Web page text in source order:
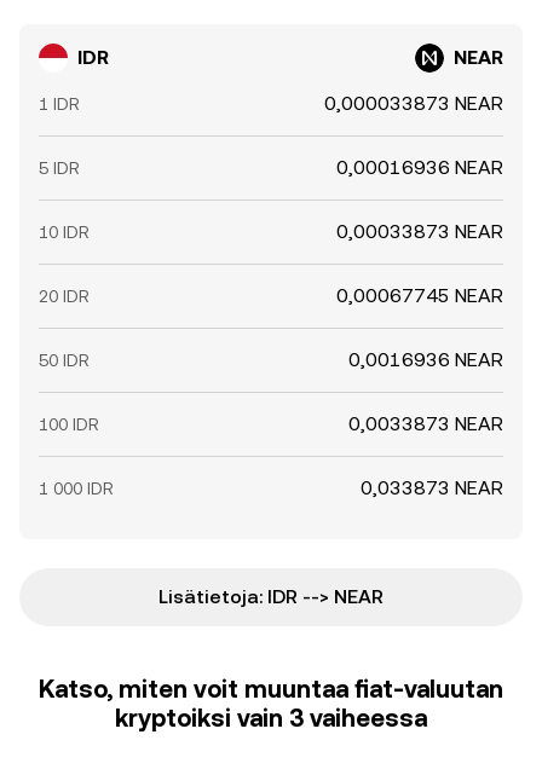
IDR NEAR
1 IDR 0,000033873 NEAR
5 IDR 0,00016936 NEAR
10 IDR 0,00033873 NEAR
20 IDR 0,00067745 NEAR
50 IDR 0,0016936 NEAR
100 IDR 0,0033873 NEAR
1 000 IDR 0,033873 NEAR
Lisätietoja: IDR --> NEAR
Katso, miten voit muuntaa fiat-valuutan
kryptoiksi vain 3 vaiheessa